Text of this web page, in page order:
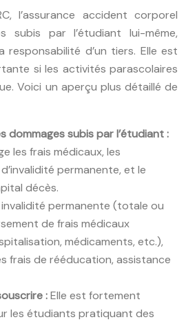
l’assurance accident corporel
subis par l’étudiant lui-même,
responsabilité d’un tiers. Elle est
si les activités parascolaires
Voici un aperçu plus détaillé de
dommages subis par l’étudiant :
les frais médicaux, les
permanente, et le
décès.
invalidité permanente (totale ou
de frais médicaux
médicaments, etc.),
frais de rééducation, assistance
:Elle est fortement
les étudiants pratiquant des